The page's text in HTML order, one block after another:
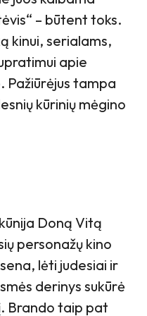
– būtent toks.
kinui, serialams,
apie
Pažiūrėjus tampa
kūrinių mėgino
Doną Vitą
personažų kino
lėti judesiai ir
derinys sukūrė
Brando taip pat